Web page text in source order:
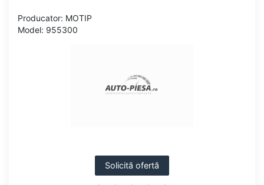
Producator: MOTIP
Model: 955300
Solicită ofertă